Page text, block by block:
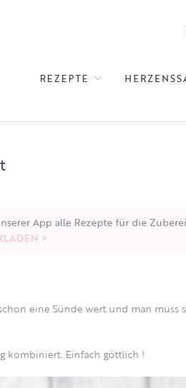
REZEPTE
App alle Rezepte für die
>
eine Sünde wert und man muss
kombiniert. Einfach göttlich !